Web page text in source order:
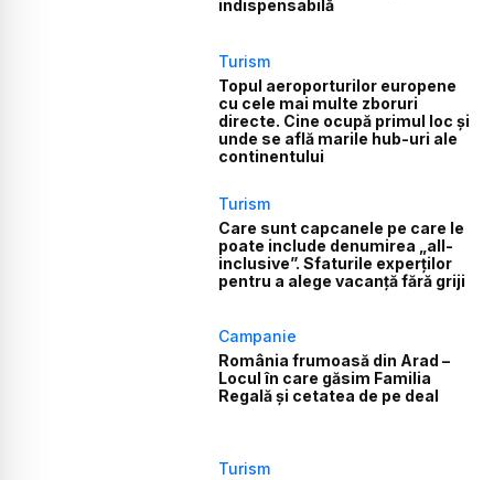
indispensabilă
Turism
Topul aeroporturilor europene
cu cele mai multe zboruri
directe. Cine ocupă primul loc și
unde se află marile hub-uri ale
continentului
Turism
Care sunt capcanele pe care le
poate include denumirea „all-
inclusive”. Sfaturile experților
pentru a alege vacanță fără griji
Campanie
România frumoasă din Arad –
Locul în care găsim Familia
Regală și cetatea de pe deal
Turism